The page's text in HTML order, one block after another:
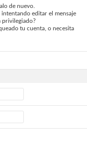
de nuevo.
intentando editar el mensaje
privilegiado?
tu cuenta, o necesita